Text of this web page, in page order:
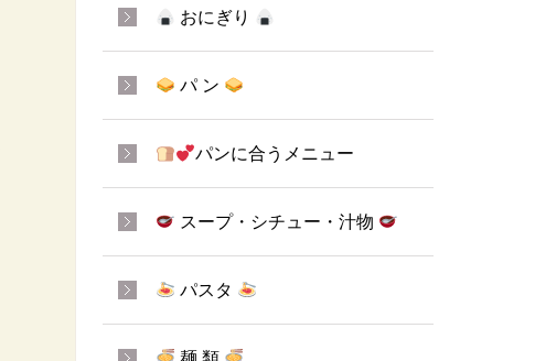
おにぎり
パ ン
パンに合うメニュー
スープ・シチュー・汁物
パスタ